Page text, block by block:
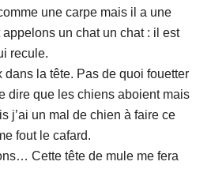
une carpe mais il a une
un chat un chat : il est
recule.
dans la tête. Pas de quoi fouetter
dire que les chiens aboient mais
j’ai un mal de chien à faire ce
fout le cafard.
Cette tête de mule me fera